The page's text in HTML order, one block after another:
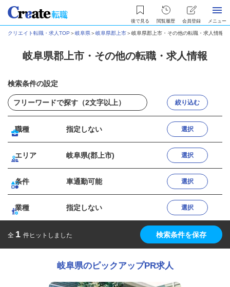
後で見る 閲覧履歴 会員登録 メニュー
クリエイト転職・求人TOP ＞岐阜県＞岐阜県郡上市＞岐阜県郡上市・その他の転職・求人情報
岐阜県郡上市・その他の転職・求人情報
検索条件の設定
絞り込む
職種 指定しない 選択
エリア 岐阜県(郡上市) 選択
条件 車通勤可能 選択
業種 指定しない 選択
全 1 件ヒットしました 検索条件を保存
岐阜県のピックアップPR求人